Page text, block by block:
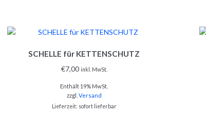
SCHELLE für KETTENSCHUTZ
€7,00 inkl. MwSt.
Enthält 19% MwSt.
zzgl. Versand
Lieferzeit: sofort lieferbar